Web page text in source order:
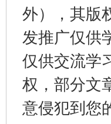
外），其版
发推广仅供
仅供交流学
权，部分文
意侵犯到您
东山县通报“牛蛙产